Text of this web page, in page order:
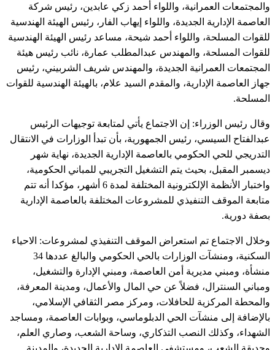
والمجتمعات العمرانية، واللواء أحمد زكي عابدين، رئيس شركة
العاصمة الإدارية الجديدة، واللواء إيهاب الفار، رئيس الهيئة الهندسية
للقوات المسلحة، واللواء أحمد شيحة، مساعد رئيس الهيئة الهندسية
للقوات المسلحة، والمهندس عبدالمطلب عمارة، نائب رئيس هيئة
المجتمعات العمرانية الجديدة، والمهندس شريف الشربيني، رئيس
جهاز العاصمة الإدارية، والمقدم السيد علام، بالهيئة الهندسية للقوات
المسلحة.
وقال رئيس الوزراء: إن الاجتماع يأتي لمتابعة توجيهات الرئيس
عبدالفتاح السيسي، رئيس الجمهورية، بأن تبدأ الوزارات في الانتقال
التدريجي للحي الحكومي بالعاصمة الإدارية الجديدة، نهاية شهر
ديسمبر المقبل، بحيث يتم التشغيل التجريبي للمباني الحكومية،
واختبار الأنظمة الإلكترونية المختلفة لمدة 6 أشهر، مؤكدا أنه تتم
متابعة الموقف التنفيذي للمشروعات المختلفة بالعاصمة الإدارية
بصفة دورية.
وخلال الاجتماع تم استعراض الموقف التنفيذي لمشروعات: الاحياء
السكنية، ومنشآت الوزارات بالحي الحكومي والبالغ عددها 34
منشأة، ومبني مديرية أمن العاصمة، ومبني الإدارة والتشغيل،
ومباني السنترال، فضلاً عن حي المال والأعمال، ومدينة المعرفة،
والمحطة المركزية للحافلات، ومركز مصر الثقافي الإسلامي،
بالإضافة إلى منشآت الحي الدبلوماسي، وبوابات العاصمة، ومساجد
الشهداء، وكذلك النصب التذكاري، وساحة الشعب، وصاري العلم،